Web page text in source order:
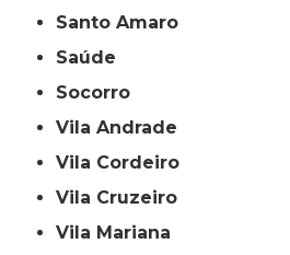
Santo Amaro
Saúde
Socorro
Vila Andrade
Vila Cordeiro
Vila Cruzeiro
Vila Mariana